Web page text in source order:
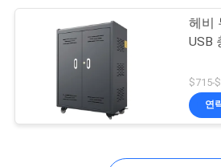
PRIVACY
POLICY
금속 덩어리
레임
헤비
USB
$715-
연